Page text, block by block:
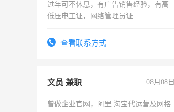
过年可不休息，有广告销售经验，有高
低压电工证，网络管理员证
查看联系方式
文员 兼职 08月08日
曾做企业官网，阿里 淘宝代运营及网格